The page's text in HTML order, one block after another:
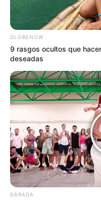
Él simplemente
“Cuando mis hijas
Y lo decía en serio.
La
cambió
GLOBENOW
9 rasgos ocultos que
deseadas
DARADA